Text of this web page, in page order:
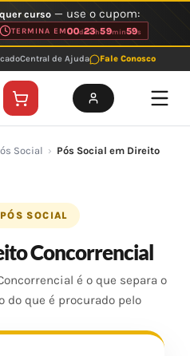
curso— use o cupom:
TERMINA EM00d23h59min59s
Central de Ajuda Fale Conosco
Social › Pós Social em Direito
SOCIAL
Concorrencial
é o que separa o
do que é procurado pelo